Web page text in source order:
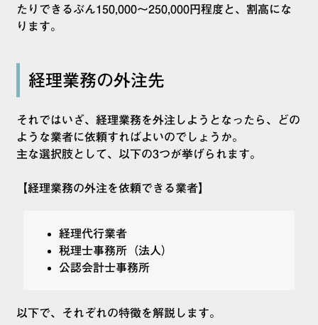
たりできるぶん150,000～250,000円程度と、割高にな
ります。
経理業務の外注先
それではいざ、経理業務を外注しようとなったら、どの
ような業者に依頼すればよいのでしょうか。
主な選択肢として、以下の3つが挙げられます。
【経理業務の外注を依頼できる業者】
経理代行業者
税理士事務所（法人）
公認会計士事務所
以下で、それぞれの特徴を解説します。